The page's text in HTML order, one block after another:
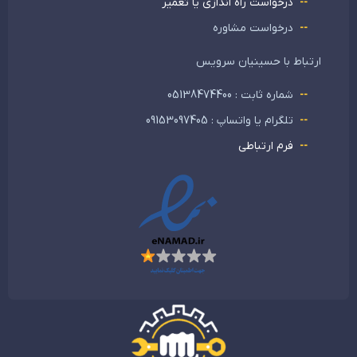
درخواست مشاوره
ارتباط با حسینیان سرویس
شماره ثابت : 05138474400
تلگرام یا واتساپ : 09153097405
فرم ارتباطی